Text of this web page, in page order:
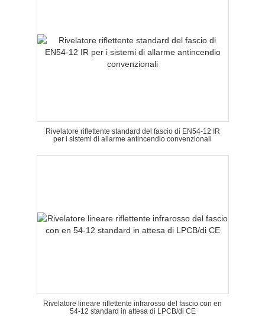
Rivelatore riflettente standard del fascio di EN54-12 IR
per i sistemi di allarme antincendio convenzionali
Rivelatore lineare riflettente infrarosso del fascio con en
54-12 standard in attesa di LPCB/di CE